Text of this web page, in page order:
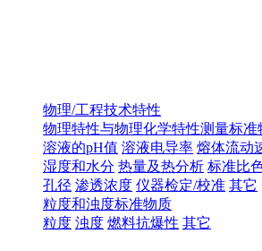
物理/工程技术特性
物理特性与物理化学特性测量标准
溶液的pH值 溶液电导率 熔体流动
湿度和水分 热量及热分析 标准比
孔径 渗透浓度 仪器检定/校准 其它
粒度和浊度标准物质
粒度 浊度 燃料抗爆性 其它